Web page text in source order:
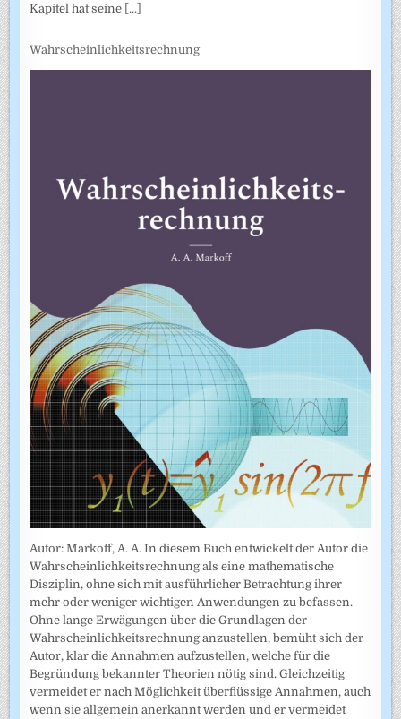
Kapitel hat seine [...]
Wahrscheinlichkeitsrechnung
Autor: Markoff, A. A. In diesem Buch entwickelt der Autor die
Wahrscheinlichkeitsrechnung als eine mathematische
Disziplin, ohne sich mit ausführlicher Betrachtung ihrer
mehr oder weniger wichtigen Anwendungen zu befassen.
Ohne lange Erwägungen über die Grundlagen der
Wahrscheinlich­keitsrechnung anzustellen, bemüht sich der
Autor, klar die Annahmen auf­zustellen, welche für die
Begründung bekannter Theorien nötig sind. Gleichzeitig
vermeidet er nach Möglichkeit überflüssige Annahmen, auch
wenn sie allgemein anerkannt werden und er vermeidet